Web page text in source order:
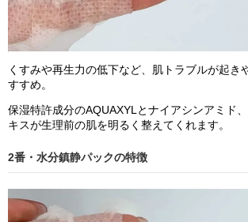
くすみや再生力の低下など、肌トラブルが起き
すすめ。
保湿特許成分のAQUAXYLとナイアシンアミド
キスが生理前の肌を明るく整えてくれます。
2番・水分鎮静パックの特徴